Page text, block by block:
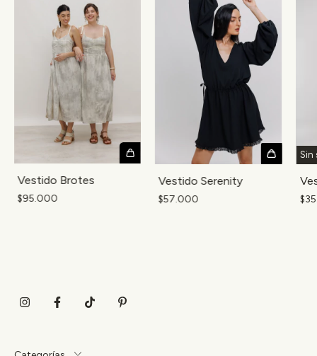
Vestido Brotes
$95.000
Vestido Serenity
$57.000
Sin